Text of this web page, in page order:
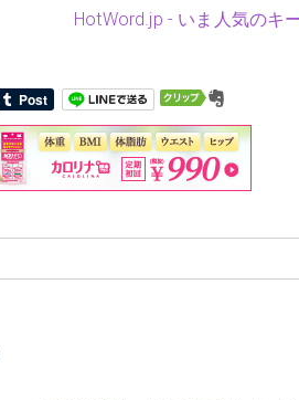
HotWord.jp - いま人気のキ